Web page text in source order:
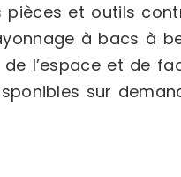
et outils
à bacs à
l’espace et de
sur